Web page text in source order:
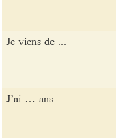
Je viens de ...
J’ai … ans